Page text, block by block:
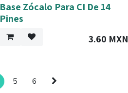
Base Zócalo Para CI De 14
Pines
3.60 MXN
5 6